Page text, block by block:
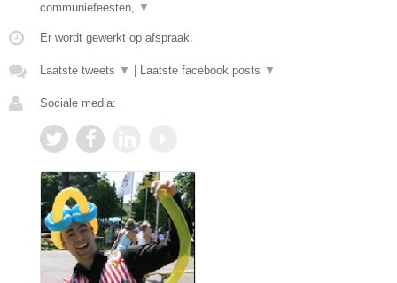
communiefeesten, ▼
Er wordt gewerkt op afspraak.
Laatste tweets ▼ Laatste facebook posts ▼
Sociale media: